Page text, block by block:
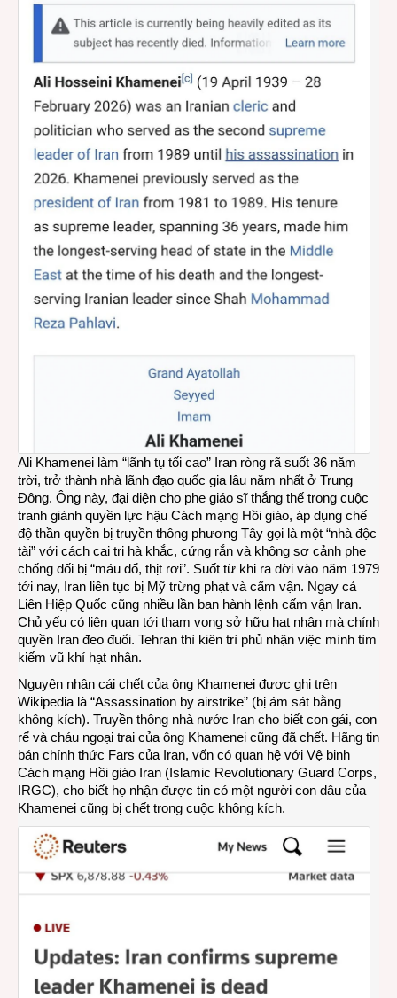
Ali Khamenei làm “lãnh tụ tối cao” Iran ròng rã suốt 36 năm
trời, trở thành nhà lãnh đạo quốc gia lâu năm nhất ở Trung
Đông. Ông này, đại diện cho phe giáo sĩ thắng thế trong cuộc
tranh giành quyền lực hậu Cách mạng Hồi giáo, áp dụng chế
độ thần quyền bị truyền thông phương Tây gọi là một “nhà độc
tài” với cách cai trị hà khắc, cứng rắn và không sợ cảnh phe
chống đối bị “máu đổ, thịt rơi”. Suốt từ khi ra đời vào năm 1979
tới nay, Iran liên tục bị Mỹ trừng phạt và cấm vận. Ngay cả
Liên Hiệp Quốc cũng nhiều lần ban hành lệnh cấm vận Iran.
Chủ yếu có liên quan tới tham vọng sở hữu hạt nhân mà chính
quyền Iran đeo đuổi. Tehran thì kiên trì phủ nhận việc mình tìm
kiếm vũ khí hạt nhân.
Nguyên nhân cái chết của ông Khamenei được ghi trên
Wikipedia là “Assassination by airstrike” (bị ám sát bằng
không kích). Truyền thông nhà nước Iran cho biết con gái, con
rể và cháu ngoại trai của ông Khamenei cũng đã chết. Hãng tin
bán chính thức Fars của Iran, vốn có quan hệ với Vệ binh
Cách mạng Hồi giáo Iran (Islamic Revolutionary Guard Corps,
IRGC), cho biết họ nhận được tin có một người con dâu của
Khamenei cũng bị chết trong cuộc không kích.